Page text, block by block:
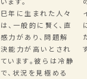
巳年に生まれた人々
は、一般的に賢く、直
感力があり、問題解
決能力が高いとされ
ています。彼らは冷静
で、状況を見極める